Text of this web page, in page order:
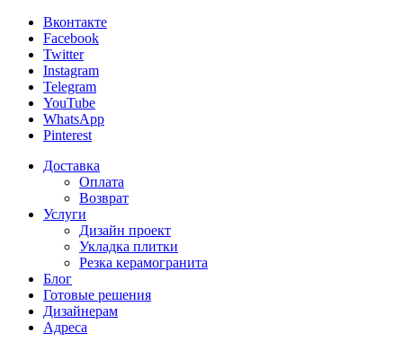
Вконтакте
Facebook
Twitter
Instagram
Telegram
YouTube
WhatsApp
Pinterest
Доставка
Оплата
Возврат
Услуги
Дизайн проект
Укладка плитки
Резка керамогранита
Блог
Готовые решения
Дизайнерам
Адреса